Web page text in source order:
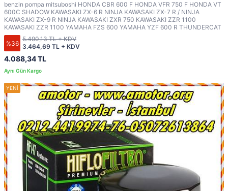
benzin pompa mitsuboshi HONDA CBR 600 F HONDA VFR 750 F HONDA VT
600C SHADOW KAWASAKI ZX-6 R NINJA KAWASAKI ZX-7 R / NINJA
KAWASAKI ZX-9 R NINJA KAWASAKI ZXR 750 KAWASAKI ZZR 1100
KAWASAKI ZZR 1100 YAMAHA FZS 600 YAMAHA YZF 600 R THUNDERCAT
%36
4.088,34 TL
3.464,69 TL + KDV
5.490,13 TL + KDV